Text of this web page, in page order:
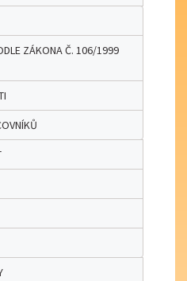
ZÁKONA Č. 106/1999